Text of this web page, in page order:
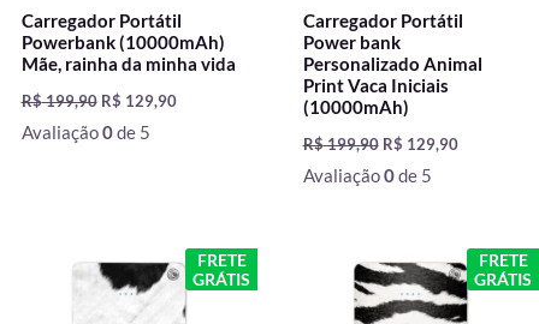
Carregador Portátil
Powerbank (10000mAh)
Mãe, rainha da minha vida
R$199,90 R$ 129,90
Avaliação0de 5
Carregador Portátil
Power bank
Personalizado Animal
Print Vaca Iniciais
(10000mAh)
R$199,90 R$ 129,90
Avaliação0de 5
FRETE
GRÁTIS
O
preço
original
era:
O
preço
é:
FRETE
GRÁTIS
O
preço
original
era:
O
preço
atual
é: